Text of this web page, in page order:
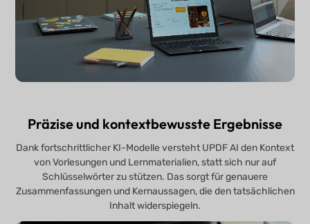
Präzise und kontextbewusste Ergebnisse
Dank fortschrittlicher KI-Modelle versteht UPDF AI den Kontext
von Vorlesungen und Lernmaterialien, statt sich nur auf
Schlüsselwörter zu stützen. Das sorgt für genauere
Zusammenfassungen und Kernaussagen, die den tatsächlichen
Inhalt widerspiegeln.